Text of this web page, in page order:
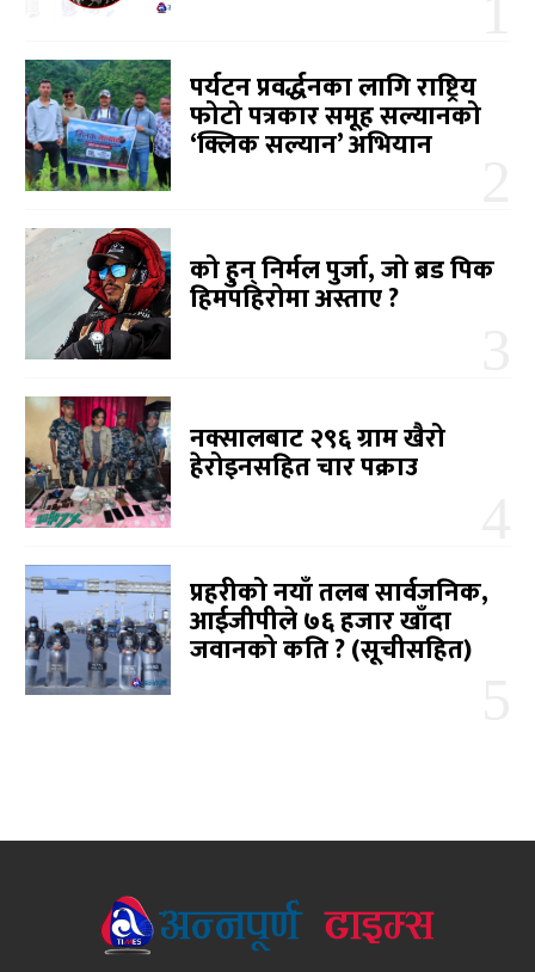
पर्यटन प्रवर्द्धनका लागि राष्ट्रिय
फोटो पत्रकार समूह सल्यानको
‘क्लिक सल्यान’ अभियान
को हुन् निर्मल पुर्जा, जो ब्रड पिक
हिमपहिरोमा अस्ताए ?
नक्सालबाट २९६ ग्राम खैरो
हेरोइनसहित चार पक्राउ
प्रहरीको नयाँ तलब सार्वजनिक,
आईजीपीले ७६ हजार खाँदा
जवानको कति ? (सूचीसहित)